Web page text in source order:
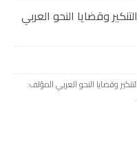
وقضايا النحو العربي
وقضايا النحو العربي المؤلف: